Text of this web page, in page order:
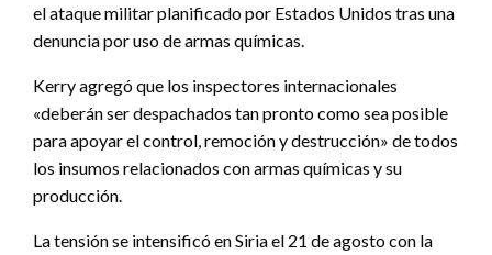
el ataque militar planificado por Estados Unidos tras una
denuncia por uso de armas químicas.
Kerry agregó que los inspectores internacionales
«deberán ser despachados tan pronto como sea posible
para apoyar el control, remoción y destrucción» de todos
los insumos relacionados con armas químicas y su
producción.
La tensión se intensificó en Siria el 21 de agosto con la